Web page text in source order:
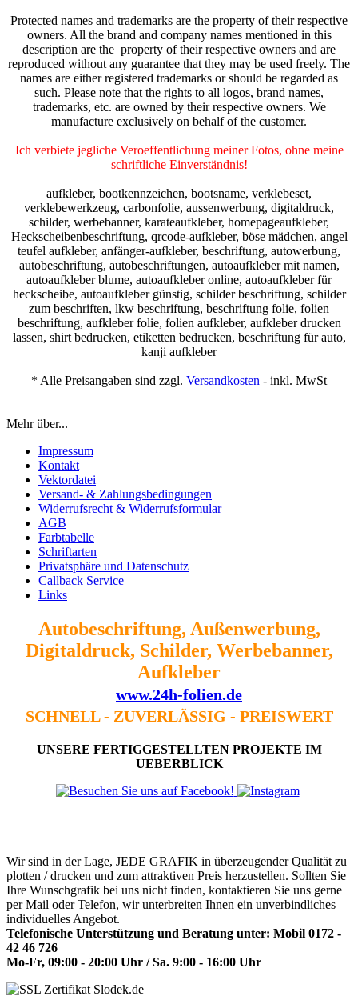
Protected names and trademarks are the property of their respective
owners. All the brand and company names mentioned in this
description are the property of their respective owners and are
reproduced without any guarantee that they may be used freely. The
names are either registered trademarks or should be regarded as
such. Please note that the rights to all logos, brand names,
trademarks, etc. are owned by their respective owners. We
manufacture exclusively on behalf of the customer.
Ich verbiete jegliche Veroeffentlichung meiner Fotos, ohne meine
schriftliche Einverständnis!
aufkleber, bootkennzeichen, bootsname, verklebeset,
verklebewerkzeug, carbonfolie, aussenwerbung, digitaldruck,
schilder, werbebanner, karateaufkleber, homepageaufkleber,
Heckscheibenbeschriftung, qrcode-aufkleber, böse mädchen, angel
teufel aufkleber, anfänger-aufkleber, beschriftung, autowerbung,
autobeschriftung, autobeschriftungen, autoaufkleber mit namen,
autoaufkleber blume, autoaufkleber online, autoaufkleber für
heckscheibe, autoaufkleber günstig, schilder beschriftung, schilder
zum beschriften, lkw beschriftung, beschriftung folie, folien
beschriftung, aufkleber folie, folien aufkleber, aufkleber drucken
lassen, shirt bedrucken, etiketten bedrucken, beschriftung für auto,
kanji aufkleber
* Alle Preisangaben sind zzgl. Versandkosten - inkl. MwSt
Mehr über...
Impressum
Kontakt
Vektordatei
Versand- & Zahlungsbedingungen
Widerrufsrecht & Widerrufsformular
AGB
Farbtabelle
Schriftarten
Privatsphäre und Datenschutz
Callback Service
Links
Autobeschriftung, Außenwerbung,
Digitaldruck, Schilder, Werbebanner,
Aufkleber
www.24h-folien.de
SCHNELL - ZUVERLÄSSIG - PREISWERT
UNSERE FERTIGGESTELLTEN PROJEKTE IM
UEBERBLICK
Wir sind in der Lage, JEDE GRAFIK in überzeugender Qualität zu
plotten / drucken und zum attraktiven Preis herzustellen. Sollten Sie
Ihre Wunschgrafik bei uns nicht finden, kontaktieren Sie uns gerne
per Mail oder Telefon, wir unterbreiten Ihnen ein unverbindliches
individuelles Angebot.
Telefonische Unterstützung und Beratung unter: Mobil 0172 -
42 46 726
Mo-Fr, 09:00 - 20:00 Uhr / Sa. 9:00 - 16:00 Uhr